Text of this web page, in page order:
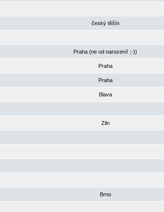
český těšín
Praha (ne od narození! ;-))
Praha
Praha
Blava
Zlin
Brno